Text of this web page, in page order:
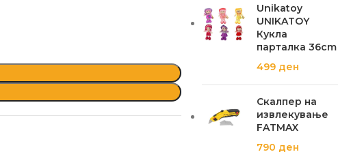
Unikatoy
UNIKATOY
Кукла
парталка 36cm
499 ден
Скалпер на
извлекување
FATMAX
790 ден